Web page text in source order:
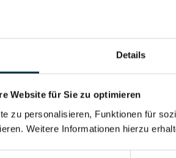
Details
Website für Sie zu optimieren
zu personalisieren, Funktionen für
Weitere Informationen hierzu